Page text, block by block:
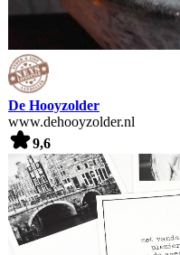
De Hooyzolder
www.dehooyzolder.nl
9,6